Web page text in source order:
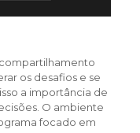
os desafios e se
a importância de
O ambiente
focado em